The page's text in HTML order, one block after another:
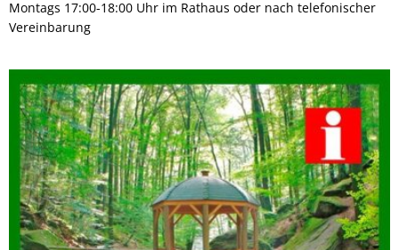
Montags 17:00-18:00 Uhr im Rathaus oder nach telefonischer
Vereinbarung